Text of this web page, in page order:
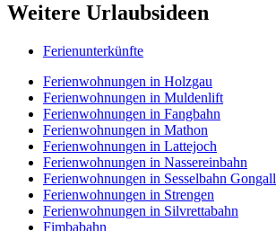
Weitere Urlaubsideen
Ferienunterkünfte
Ferienwohnungen in Holzgau
Ferienwohnungen in Muldenlift
Ferienwohnungen in Fangbahn
Ferienwohnungen in Mathon
Ferienwohnungen in Lattejoch
Ferienwohnungen in Nassereinbahn
Ferienwohnungen in Sesselbahn Gongall
Ferienwohnungen in Strengen
Ferienwohnungen in Silvrettabahn
Fimbabahn